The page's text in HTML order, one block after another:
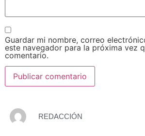
Guardar mi nombre, correo
este navegador para la próxima vez
comentario.
REDACCIÓN